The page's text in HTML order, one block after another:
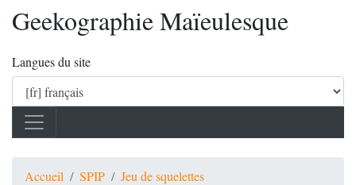
Geekographie Maïeulesque
Langues du site
Accueil SPIP Jeu de squelettes